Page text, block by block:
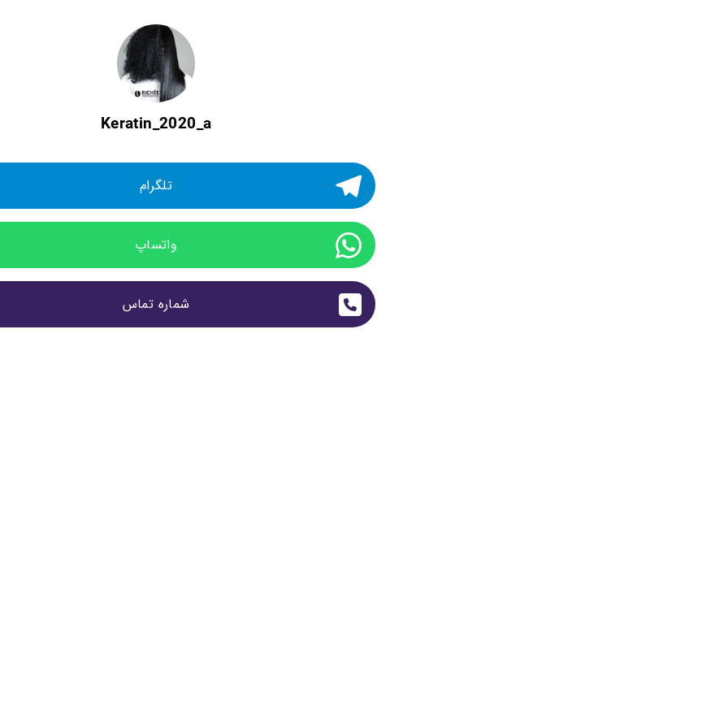
Keratin_2020_a
تلگرام
واتساپ
شماره تماس